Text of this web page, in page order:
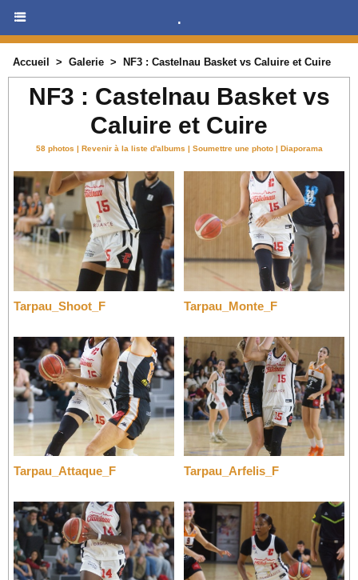
.
Accueil > Galerie > NF3 : Castelnau Basket vs Caluire et Cuire
NF3 : Castelnau Basket vs
Caluire et Cuire
58 photos | Revenir à la liste d'albums | Soumettre une photo | Diaporama
Tarpau_Shoot_F Tarpau_Monte_F
Tarpau_Attaque_F Tarpau_Arfelis_F